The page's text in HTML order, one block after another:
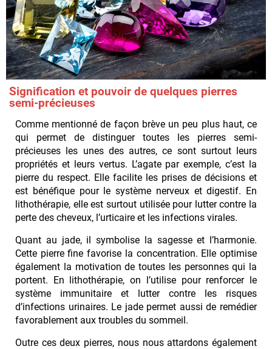
Signification et pouvoir de quelques pierres
semi-précieuses
Comme mentionné de façon brève un peu plus haut, ce
qui permet de distinguer toutes les pierres semi-
précieuses les unes des autres, ce sont surtout leurs
propriétés et leurs vertus. L’agate par exemple, c’est la
pierre du respect. Elle facilite les prises de décisions et
est bénéfique pour le système nerveux et digestif. En
lithothérapie, elle est surtout utilisée pour lutter contre la
perte des cheveux, l’urticaire et les infections virales.
Quant au jade, il symbolise la sagesse et l’harmonie.
Cette pierre fine favorise la concentration. Elle optimise
également la motivation de toutes les personnes qui la
portent. En lithothérapie, on l’utilise pour renforcer le
système immunitaire et lutter contre les risques
d’infections urinaires. Le jade permet aussi de remédier
favorablement aux troubles du sommeil.
Outre ces deux pierres, nous nous attardons également